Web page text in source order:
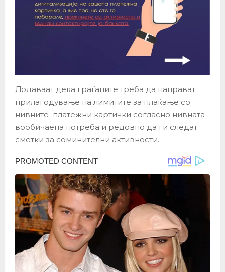
Додаваат дека граѓаните треба да направат
прилагодување на лимитите за плаќање со
нивните платежни картички согласно нивната
вообичаена потреба и редовно да ги следат
сметки за соминителни активности.